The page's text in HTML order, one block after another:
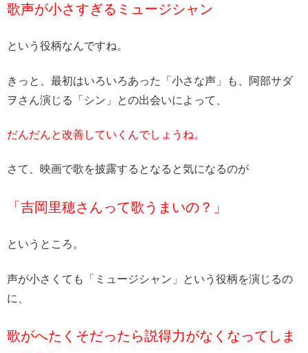
歌声が小さすぎるミュージシャン
という役柄なんですね。
きっと、最初はいろいろあった「小さな声」も、阿部サダ
ヲさん演じる「シン」との出会いによって、
だんだんと改善していくんでしょうね。
さて、映画で歌を披露するとなると気になるのが
「吉岡里穂さんって歌うまいの？」
というところ。
声が小さくても「ミュージシャン」という役柄を演じるの
に、
歌がへたくそだったら説得力がなくなってしま